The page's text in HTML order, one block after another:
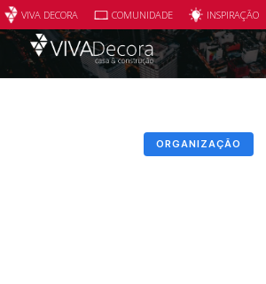
VIVA DECORA COMUNIDADE INSPIRAÇÃO
ORGANIZAÇÃO